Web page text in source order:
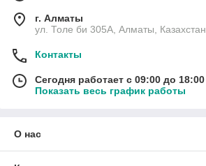
г. Алматы
ул. Толе би 305А, Алматы, Казахстан
Контакты
Сегодня работает с 09:00 до 18:00
Показать весь график работы
О нас